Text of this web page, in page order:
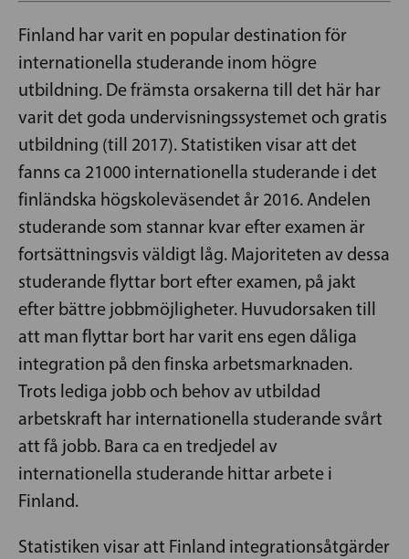
Finland har varit en popular destination för
internationella studerande inom högre
utbildning. De främsta orsakerna till det här har
varit det goda undervisningssystemet och gratis
utbildning (till 2017). Statistiken visar att det
fanns ca 21000 internationella studerande i det
finländska högskoleväsendet år 2016. Andelen
studerande som stannar kvar efter examen är
fortsättningsvis väldigt låg. Majoriteten av dessa
studerande flyttar bort efter examen, på jakt
efter bättre jobbmöjligheter. Huvudorsaken till
att man flyttar bort har varit ens egen dåliga
integration på den finska arbetsmarknaden.
Trots lediga jobb och behov av utbildad
arbetskraft har internationella studerande svårt
att få jobb. Bara ca en tredjedel av
internationella studerande hittar arbete i
Finland.
Statistiken visar att Finland integrationsåtgärder